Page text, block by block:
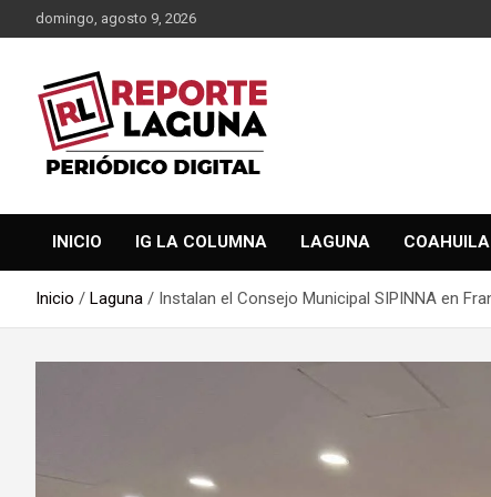
al
domingo, agosto 9, 2026
Reporte Laguna
INICIO IG LA COLUMNA LAGUNA COAHUILA
Inicio Laguna Instalan el Consejo Municipal SIPINNA en